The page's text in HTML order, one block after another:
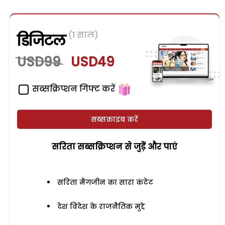
डिजिटल (1 साल)
USD99 USD49
सब्सक्रिप्शन गिफ्ट करें
सब्सक्राइब करें
सरिता सब्सक्रिप्शन से जुड़ेें और पाएं
सरिता मैगजीन का सारा कंटेंट
देश विदेश के राजनैतिक मुद्दे